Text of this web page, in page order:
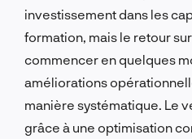
investissement dans les
formation, mais le retour
commencer en quelques
améliorations
manière systématique. Le
grâce à une optimisation